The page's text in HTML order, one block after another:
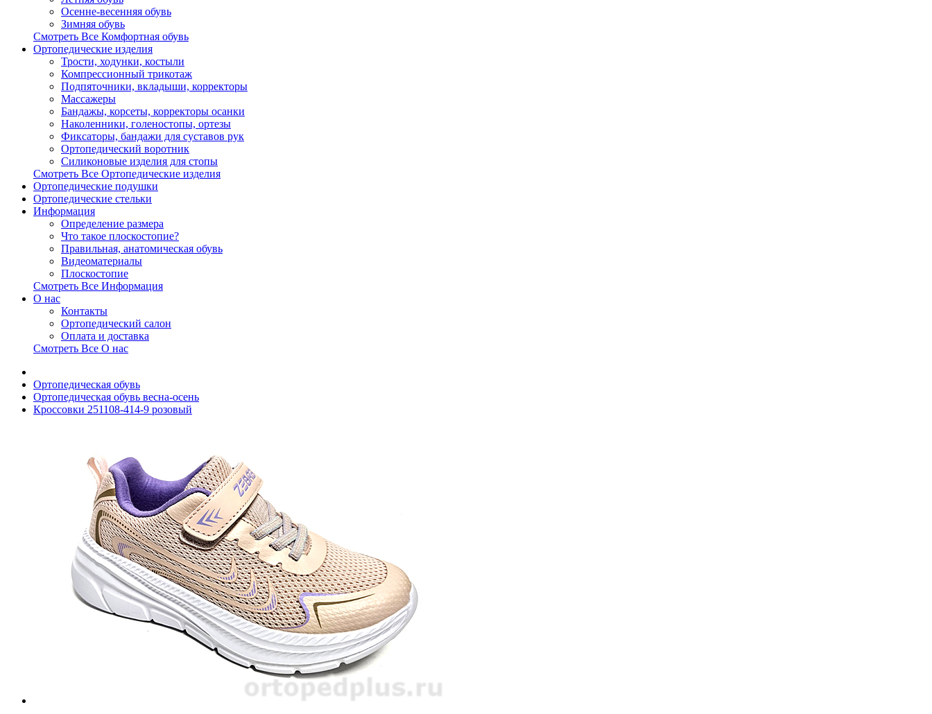
Осенне-весенняя обувь
Зимняя обувь
Смотреть Все Комфортная обувь
Ортопедические изделия
Трости, ходунки, костыли
Компрессионный трикотаж
Подпяточники, вкладыши, корректоры
Массажеры
Бандажы, корсеты, корректоры осанки
Наколенники, голеностопы, ортезы
Фиксаторы, бандажи для суставов рук
Ортопедический воротник
Силиконовые изделия для стопы
Смотреть Все Ортопедические изделия
Ортопедические подушки
Ортопедические стельки
Информация
Определение размера
Что такое плоскостопие?
Правильная, анатомическая обувь
Видеоматериалы
Плоскостопие
Смотреть Все Информация
О нас
Контакты
Ортопедический салон
Оплата и доставка
Смотреть Все О нас
Ортопедическая обувь
Ортопедическая обувь весна-осень
Кроссовки 251108-414-9 розовый